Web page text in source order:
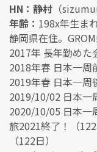
HN：静村 （
年齢： 198x年生ま
静岡県在住。
2017年 長年勤めた
2018年春 日本一周
2019年春 日本一周
2019/10/02 日本一
2020/10/05 日本一
旅2021終了！（
（122日）